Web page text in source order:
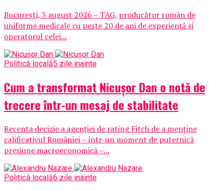
București, 3 august 2026 – TAG, producător român de
uniforme medicale cu peste 20 de ani de experiență și
operatorul celei...
Politică locală5 zile inainte
Cum a transformat Nicușor Dan o notă de
trecere într-un mesaj de stabilitate
Recenta decizie a agenției de rating Fitch de a menține
calificativul României – într-un moment de puternică
presiune macroeconomică –...
Politică locală6 zile inainte